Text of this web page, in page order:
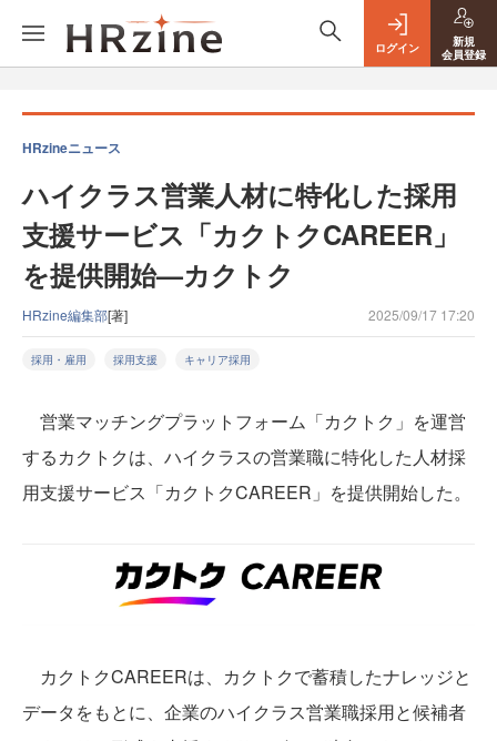
ログイン
新規
会員登録
HRzineニュース
ハイクラス営業人材に特化した採用
支援サービス「カクトクCAREER」
を提供開始—カクトク
HRzine編集部[著] 2025/09/17 17:20
採用・雇用 採用支援 キャリア採用
営業マッチングプラットフォーム「カクトク」を運営
するカクトクは、ハイクラスの営業職に特化した人材採
用支援サービス「カクトクCAREER」を提供開始した。
カクトクCAREERは、カクトクで蓄積したナレッジと
データをもとに、企業のハイクラス営業職採用と候補者